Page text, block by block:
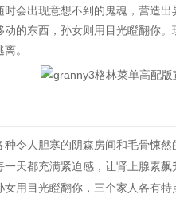
会出现意想不到的鬼魂，营造
的东西，孙女则用目光瞪翻你
。
令人胆寒的阴森房间和毛骨悚然
天都充满紧迫感，让肾上腺素飙
用目光瞪翻你，三个家人各有特